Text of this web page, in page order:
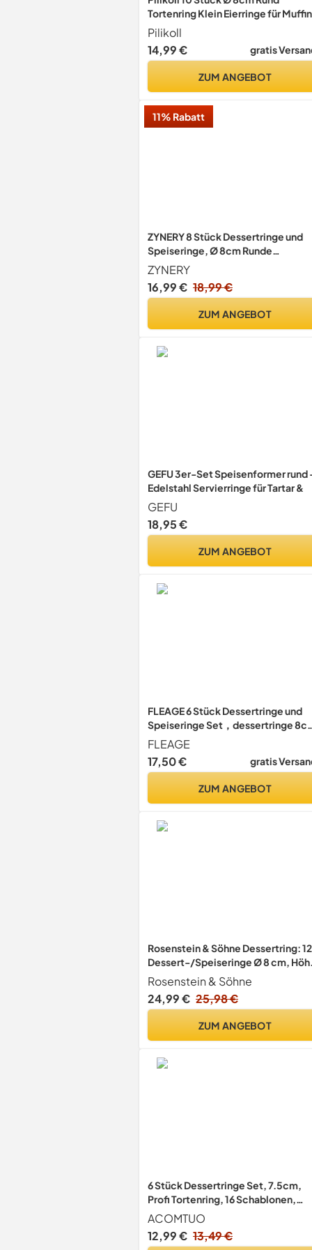
Tortenring Klein Eierringe für
Pilikoll
14,99 €
gratis
ZUM ANGEBOT
11% Rabatt
ZYNERY 8 Stück Dessertringe und
Speiseringe, Ø 8cm Runde
Speiseringe Kuchenring Tortenring
Set mit Heber, Lebensmittel Ringe,
Edelstahl Backring für DIY Kuchen,
ZYNERY
16,99 € 18,99 €
ZUM ANGEBOT
GEFU 3er-Set Speisenformer rund
Edelstahl Servierringe für Tartar &
GEFU
18,95 €
ZUM ANGEBOT
FLEAGE 6 Stück Dessertringe und
Speiseringe Set，dessertringe
und 6cm，servierringe Edelstahl
Set，Stampfer und Mousse
Schablonen für Kochen Backen
FLEAGE
17,50 €
gratis
ZUM ANGEBOT
Rosenstein & Söhne Dessertring: 12
Dessert-/Speiseringe Ø 8 cm,
5 cm, rund, mit Heber & Stampfer
(Dessertringe 8, 8 Durchmesser,
Cake)
Rosenstein & Söhne
24,99 € 25,98 €
ZUM ANGEBOT
6 Stück Dessertringe Set, 7.5cm,
Profi Tortenring, 16 Schablonen,
Runde Mousse-Ringe,
Wiederverwendbar Speiseringe Set
für Weihnachten Nachspeise
ACOMTUO
12,99 € 13,49 €